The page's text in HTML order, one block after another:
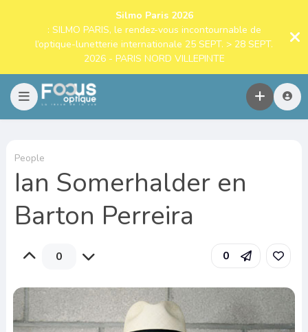
Silmo Paris 2026
: SILMO PARIS, le rendez-vous incontournable de
l’optique-lunetterie internationale 25 SEPT. > 28 SEPT.
2026 - PARIS NORD VILLEPINTE
People
Ian Somerhalder en
Barton Perreira
0 0